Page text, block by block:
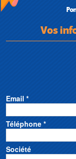
Vos
Email *
Téléphone *
Société